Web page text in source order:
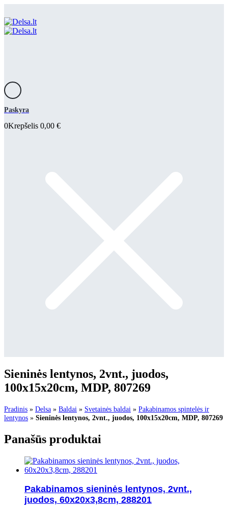
Paskyra
0Krepšelis 0,00 €
Sieninės lentynos, 2vnt., juodos,
100x15x20cm, MDP, 807269
Pradinis » Delsa » Baldai » Svetainės baldai » Pakabinamos spintelės ir
lentynos » Sieninės lentynos, 2vnt., juodos, 100x15x20cm, MDP, 807269
Panašūs produktai
Pakabinamos sieninės lentynos, 2vnt.,
juodos, 60x20x3,8cm, 288201